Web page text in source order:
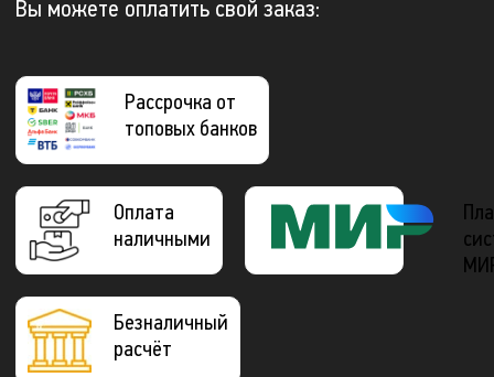
Вы можете оплатить свой заказ:
Рассрочка от
топовых банков
Оплата
наличными
Безналичный
расчёт